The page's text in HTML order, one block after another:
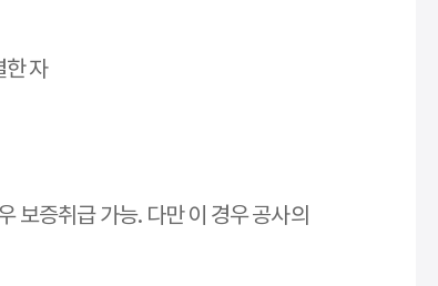
한 자
보증취급 가능. 다만 이 경우 공사의